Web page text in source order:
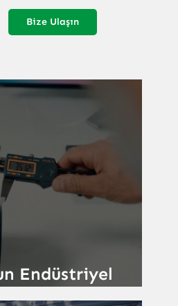
Bize Ulaşın
Endüstriyel